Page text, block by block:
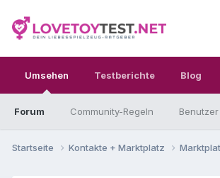
Umsehen
Forum Community-Regeln
Testberichte Blog
Startseite Kontakte + Marktplatz